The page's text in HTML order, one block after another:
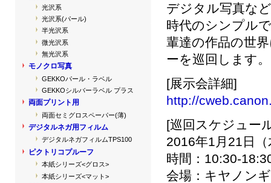
デジタル写真な
時代のシンプル
輩達の作品の世
ーを巡回します。
[展示会詳細]
http://
[巡回スケジュー
2016年1月21日
時間：10:30-
会場：キヤノン
光沢系
光沢系(パール)
半光沢系
微光沢系
無光沢系
モノクロ写真
GEKKOパール・ラベル
GEKKOシルバーラベル プラス
両面プリント用
両面セミグロスペーパー(薄)
デジタルネガ用フィルム
デジタルネガフィルムTPS100
ピクトリコプルーフ
本紙シリーズ<グロス>
本紙シリーズ<マット>